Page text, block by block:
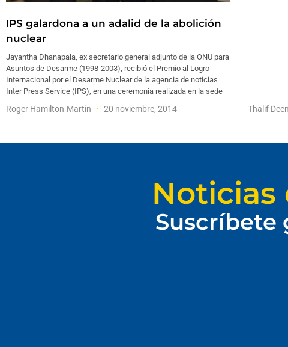
IPS galardona a un adalid de la abolición
nuclear
Jayantha Dhanapala, ex secretario general adjunto de la ONU para
Asuntos de Desarme (1998-2003), recibió el Premio al Logro
Internacional por el Desarme Nuclear de la agencia de noticias
Inter Press Service (IPS), en una ceremonia realizada en la sede
Roger Hamilton-Martin 20 noviembre, 2014 Thalif Deen
Noticias
Suscríbete